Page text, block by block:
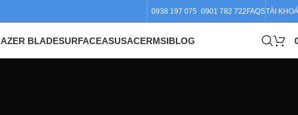
0938 197 075 0901 782 722 FAQSTÀI
BLADESURFACEASUSACERMSIBLOG